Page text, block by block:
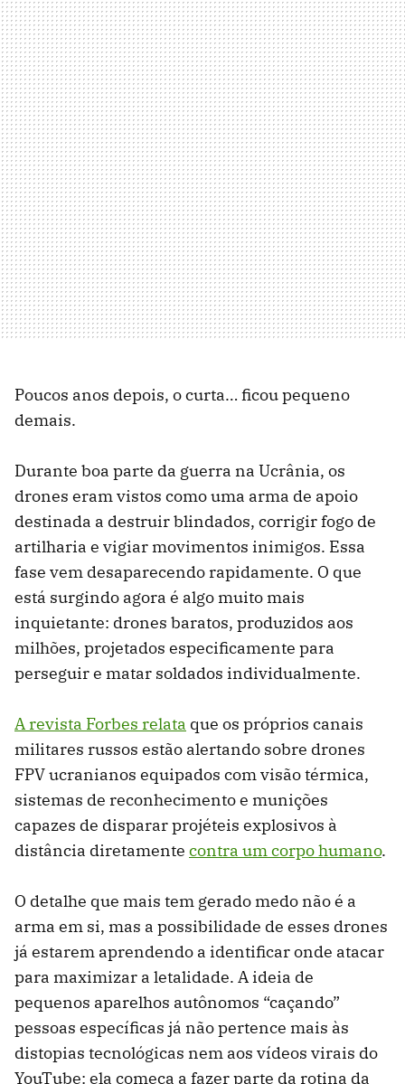
Poucos anos depois, o curta… ficou pequeno
demais.
Durante boa parte da guerra na Ucrânia, os
drones eram vistos como uma arma de apoio
destinada a destruir blindados, corrigir fogo de
artilharia e vigiar movimentos inimigos. Essa
fase vem desaparecendo rapidamente. O que
está surgindo agora é algo muito mais
inquietante: drones baratos, produzidos aos
milhões, projetados especificamente para
perseguir e matar soldados individualmente.
A revista Forbes relata que os próprios canais
militares russos estão alertando sobre drones
FPV ucranianos equipados com visão térmica,
sistemas de reconhecimento e munições
capazes de disparar projéteis explosivos à
distância diretamente contra um corpo humano.
O detalhe que mais tem gerado medo não é a
arma em si, mas a possibilidade de esses drones
já estarem aprendendo a identificar onde atacar
para maximizar a letalidade. A ideia de
pequenos aparelhos autônomos “caçando”
pessoas específicas já não pertence mais às
distopias tecnológicas nem aos vídeos virais do
YouTube: ela começa a fazer parte da rotina da